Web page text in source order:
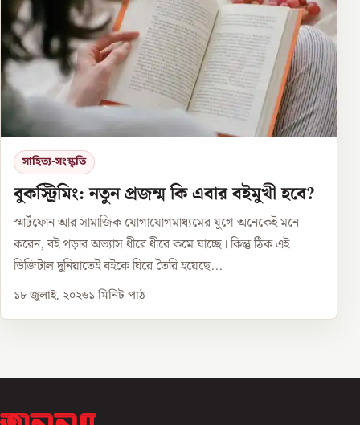
সাহিত্য-সংস্কৃতি
বুকস্ট্রিমিং: নতুন প্রজন্ম কি এবার বইমুখী হবে?
স্মার্টফোন আর সামাজিক যোগাযোগমাধ্যমের যুগে অনেকেই মনে
করেন, বই পড়ার অভ্যাস ধীরে ধীরে কমে যাচ্ছে। কিন্তু ঠিক এই
ডিজিটাল দুনিয়াতেই বইকে ঘিরে তৈরি হয়েছে...
১৮ জুলাই, ২০২৬১ মিনিট পাঠ